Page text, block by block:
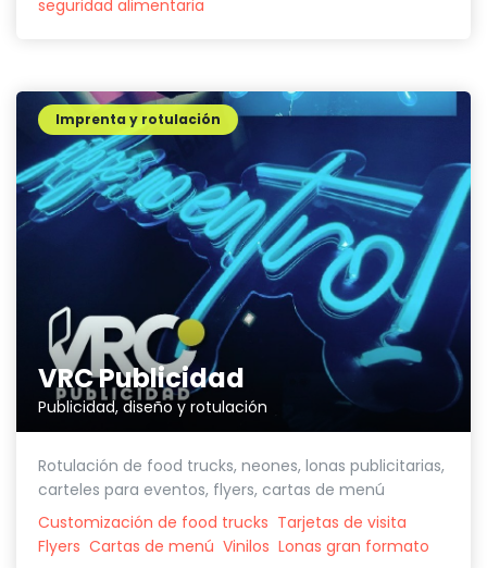
seguridad alimentaria
VRC Publicidad
Publicidad, diseño y rotulación
Imprenta y rotulación
Rotulación de food trucks, neones, lonas publicitarias,
carteles para eventos, flyers, cartas de menú
Customización de food trucks Tarjetas de visita
Flyers Cartas de menú Vinilos Lonas gran formato